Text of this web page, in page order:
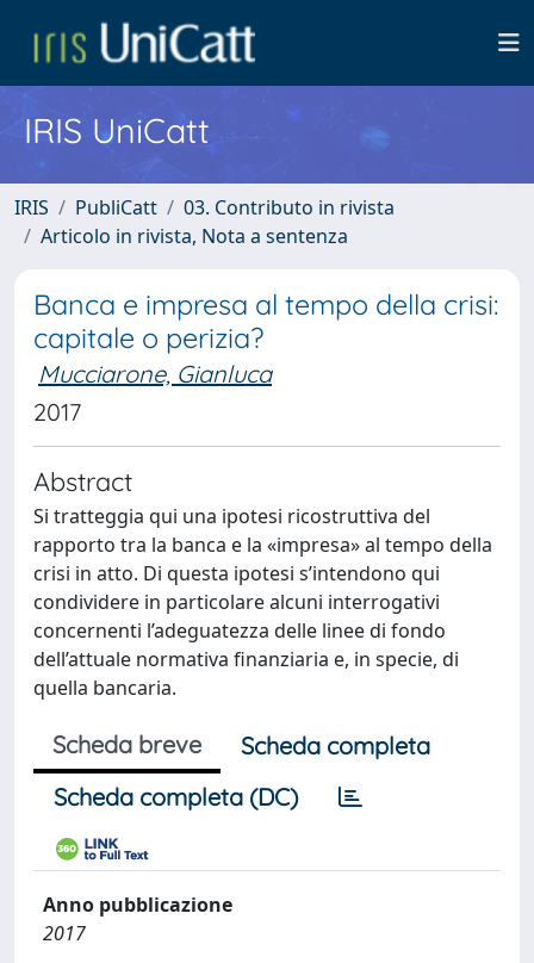
IRIS UniCatt
IRIS PubliCatt
03. Contributo in rivista
Articolo in rivista, Nota a sentenza
Banca e impresa al tempo della crisi:
capitale o perizia?
Mucciarone, Gianluca
2017
Abstract
Si tratteggia qui una ipotesi ricostruttiva del
rapporto tra la banca e la «impresa» al tempo della
crisi in atto. Di questa ipotesi s’intendono qui
condividere in particolare alcuni interrogativi
concernenti l’adeguatezza delle linee di fondo
dell’attuale normativa finanziaria e, in specie, di
quella bancaria.
Scheda breve
Scheda completa
Scheda completa (DC)
Anno pubblicazione
2017